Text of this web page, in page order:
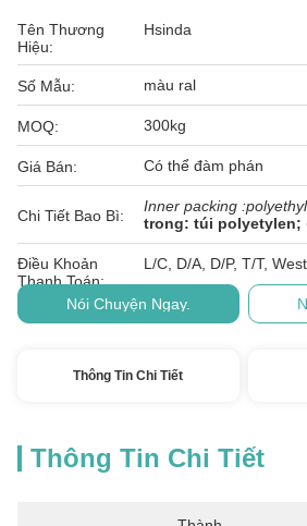
Tên Thương
Hiệu:
Hsinda
Số Mẫu: màu ral
MOQ: 300kg
Giá Bán: Có thể đàm phán
Chi Tiết Bao Bì:
Inner packing
trong: túi polyetylen;
Điều Khoản
Thanh Toán:
L/C, D/A, D/P, T/T,
Nói Chuyện Ngay.
Thông Tin Chi Tiết
Thông Tin Chi Tiết